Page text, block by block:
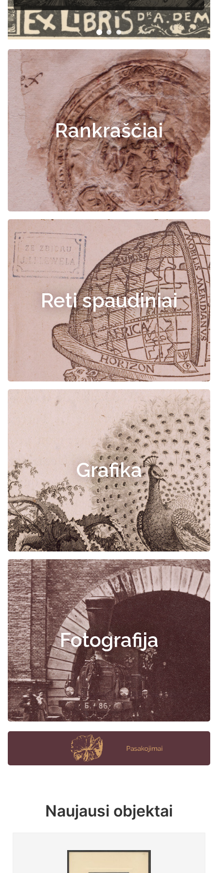
Rankraščiai
Reti spaudiniai
Grafika
Fotografija
Naujausi objektai